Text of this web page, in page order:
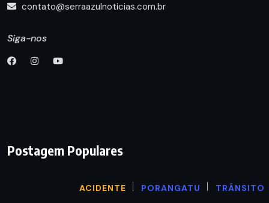
contato@serraazulnoticias.com.br
Siga-nos
Postagem Populares
ACIDENTE PORANGATU TRÂNSITO